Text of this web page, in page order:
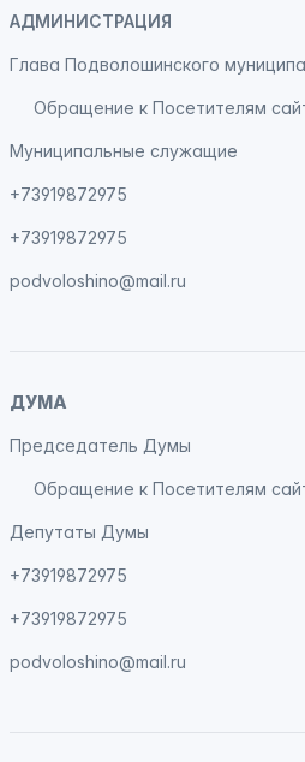
АДМИНИСТРАЦИЯ
Глава Подволошинского
Обращение к Посетителям
Муниципальные служащие
+73919872975
+73919872975
podvoloshino@mail.ru
ДУМА
Председатель Думы
Обращение к Посетителям
Депутаты Думы
+73919872975
+73919872975
podvoloshino@mail.ru